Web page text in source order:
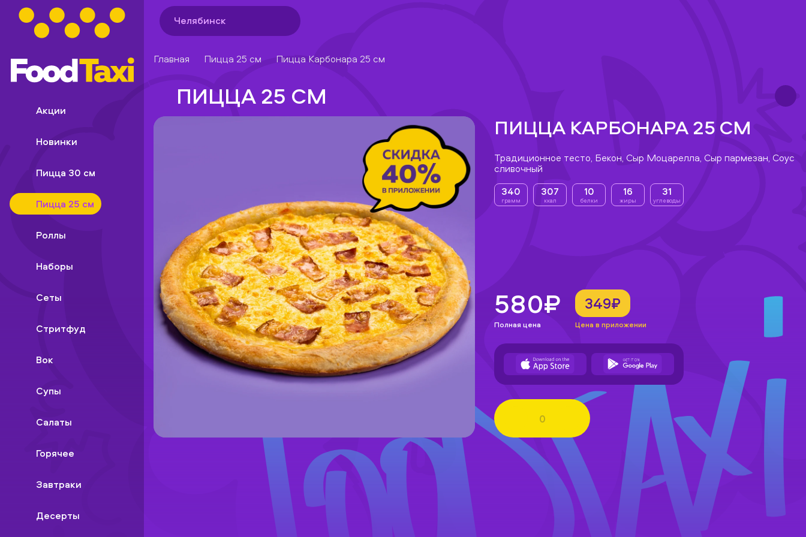
Челябинск
Акции
Новинки
Пицца 30 см
Пицца 25 см
Роллы
Наборы
Сеты
Стритфуд
Вок
Супы
Салаты
Горячее
Завтраки
Десерты
Главная Пицца 25 см Пицца Карбонара 25 см
ПИЦЦА 25 СМ
ПИЦЦА КАРБОНАРА 25 СМ
Традиционное тесто, Бекон, Сыр Моцарелла, Сыр пармезан, Соус
сливочный
340
грамм
307
ккал
10
белки
16
жиры
31
углеводы
580₽
Полная цена
349₽
Цена в приложении
0